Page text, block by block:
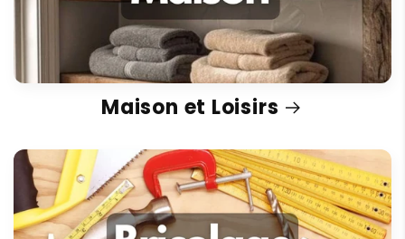
Maison et Loisirs